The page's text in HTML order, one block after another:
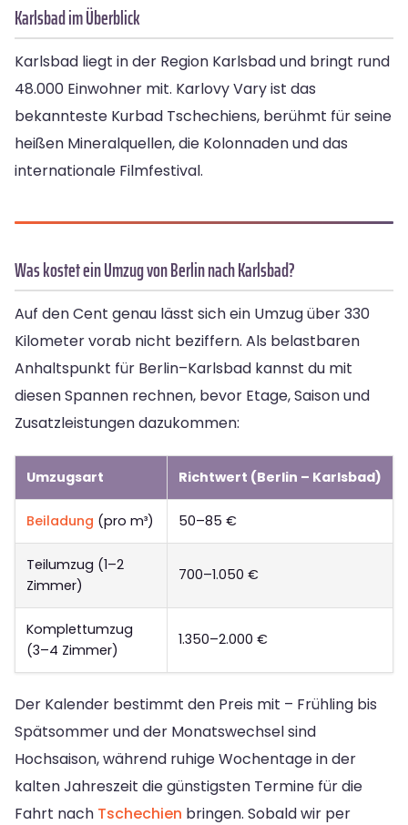
Karlsbad im Überblick
Karlsbad liegt in der Region Karlsbad und bringt rund
48.000 Einwohner mit. Karlovy Vary ist das
bekannteste Kurbad Tschechiens, berühmt für seine
heißen Mineralquellen, die Kolonnaden und das
internationale Filmfestival.
Was kostet ein Umzug von Berlin nach Karlsbad?
Auf den Cent genau lässt sich ein Umzug über 330
Kilometer vorab nicht beziffern. Als belastbaren
Anhaltspunkt für Berlin–Karlsbad kannst du mit
diesen Spannen rechnen, bevor Etage, Saison und
Zusatzleistungen dazukommen:
Umzugsart Richtwert (Berlin – Karlsbad)
Beiladung (pro m³) 50–85 €
Teilumzug (1–2
Zimmer)
700–1.050 €
Komplettumzug
(3–4 Zimmer)
1.350–2.000 €
Der Kalender bestimmt den Preis mit – Frühling bis
Spätsommer und der Monatswechsel sind
Hochsaison, während ruhige Wochentage in der
kalten Jahreszeit die günstigsten Termine für die
Fahrt nach Tschechien bringen. Sobald wir per